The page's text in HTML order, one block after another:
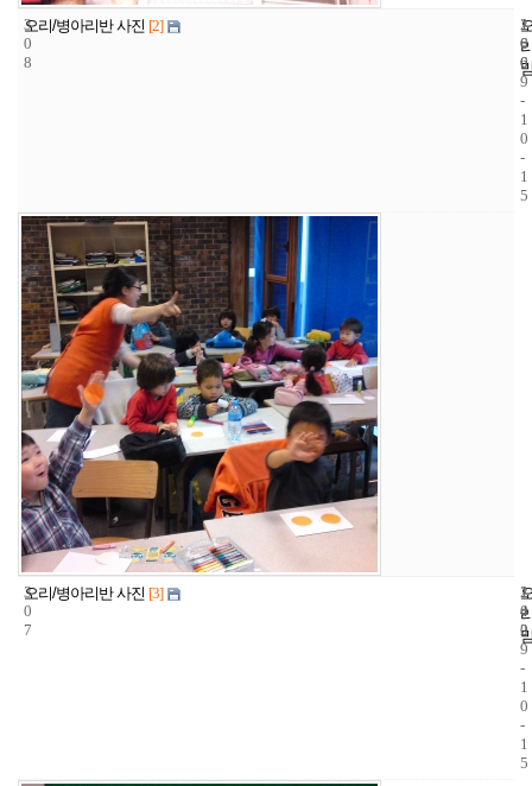
3
0
8
오리/병아리반 사진 [2]
1
6
6
2
0
0
9
-
1
0
-
1
5
3
0
7
오리/병아리반 사진 [3]
1
4
2
2
0
0
9
-
1
0
-
1
5